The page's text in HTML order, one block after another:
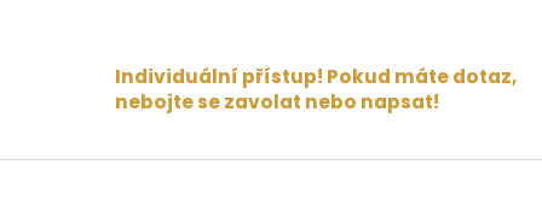
Individuální přístup! Pokud máte dotaz,
nebojte se zavolat nebo napsat!
Z